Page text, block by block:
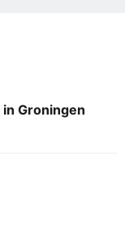
Groningen